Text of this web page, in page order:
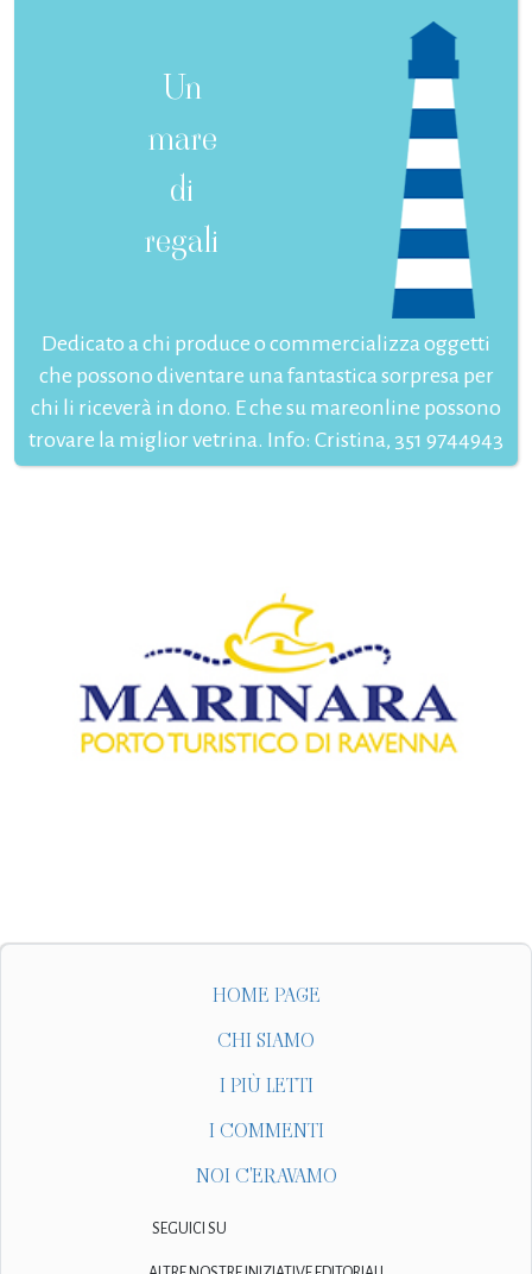
Un
mare
di
regali
Dedicato a chi produce o commercializza oggetti
che possono diventare una fantastica sorpresa per
chi li riceverà in dono. E che su mareonline possono
trovare la miglior vetrina. Info: Cristina, 351 9744943
HOME PAGE
CHI SIAMO
I PIÙ LETTI
I COMMENTI
NOI C'ERAVAMO
SEGUICI SU